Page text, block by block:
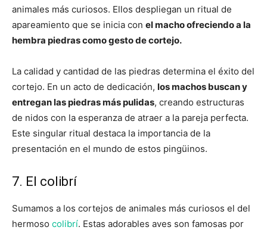
animales más curiosos. Ellos despliegan un ritual de
apareamiento que se inicia con el macho ofreciendo a la
hembra piedras como gesto de cortejo.
La calidad y cantidad de las piedras determina el éxito del
cortejo. En un acto de dedicación, los machos buscan y
entregan las piedras más pulidas, creando estructuras
de nidos con la esperanza de atraer a la pareja perfecta.
Este singular ritual destaca la importancia de la
presentación en el mundo de estos pingüinos.
7. El colibrí
Sumamos a los cortejos de animales más curiosos el del
hermoso colibrí. Estas adorables aves son famosas por